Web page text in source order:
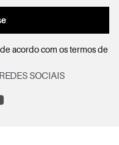
acordo com ostermos de
SOCIAIS